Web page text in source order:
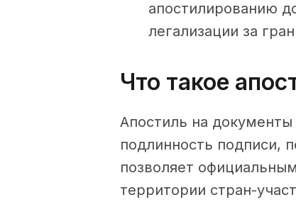
апостилированию
легализации за
Что такое
Апостиль на
подлинность подписи,
позволяет
территории стран-